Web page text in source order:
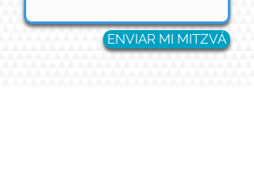
ENVIAR MI MITZVÁ